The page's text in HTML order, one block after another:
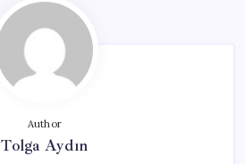
Author
Tolga Aydın